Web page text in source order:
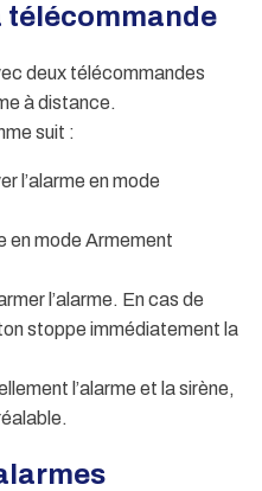
télécommande
deux télécommandes
à distance.
suit :
l’alarme en mode
en mode Armement
l’alarme. En cas de
stoppe immédiatement la
l’alarme et la sirène,